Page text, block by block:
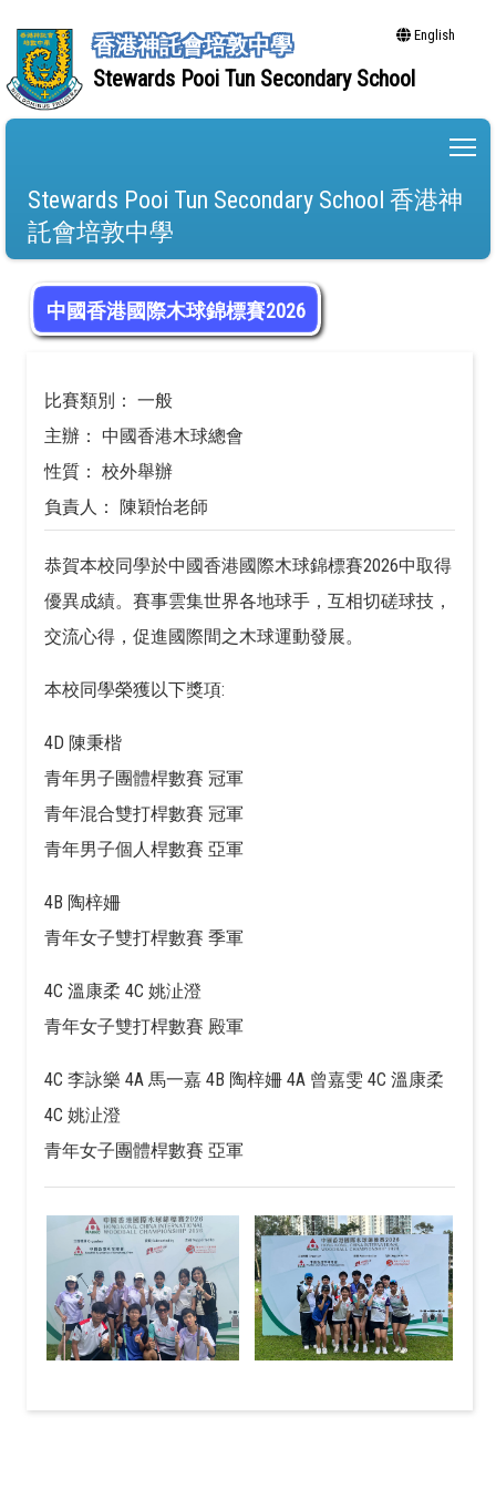
香港神託會培敦中學
Stewards Pooi Tun Secondary School
English
Stewards Pooi Tun Secondary School 香港神
託會培敦中學
中國香港國際木球錦標賽2026
比賽類別： 一般
主辦： 中國香港木球總會
性質： 校外舉辦
負責人： 陳穎怡老師
恭賀本校同學於中國香港國際木球錦標賽2026中取得
優異成績。賽事雲集世界各地球手，互相切磋球技，
交流心得，促進國際間之木球運動發展。
本校同學榮獲以下獎項:
4D 陳秉楷
青年男子團體桿數賽 冠軍
青年混合雙打桿數賽 冠軍
青年男子個人桿數賽 亞軍
4B 陶梓姍
青年女子雙打桿數賽 季軍
4C 溫康柔 4C 姚沚澄
青年女子雙打桿數賽 殿軍
4C 李詠樂 4A 馬一嘉 4B 陶梓姍 4A 曾嘉雯 4C 溫康柔
4C 姚沚澄
青年女子團體桿數賽 亞軍